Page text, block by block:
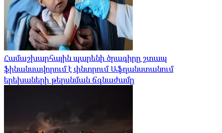
Համաշխարհային պարենի ծրագիրը շտապ
ֆինանսավորում է փնտրում Աֆղանստանում
երեխաների թերսնման ճգնաժամը